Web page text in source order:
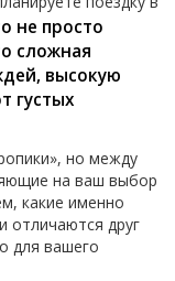
не просто
сложная
высокую
густых
но между
на ваш выбор
какие именно
отличаются друг
для вашего